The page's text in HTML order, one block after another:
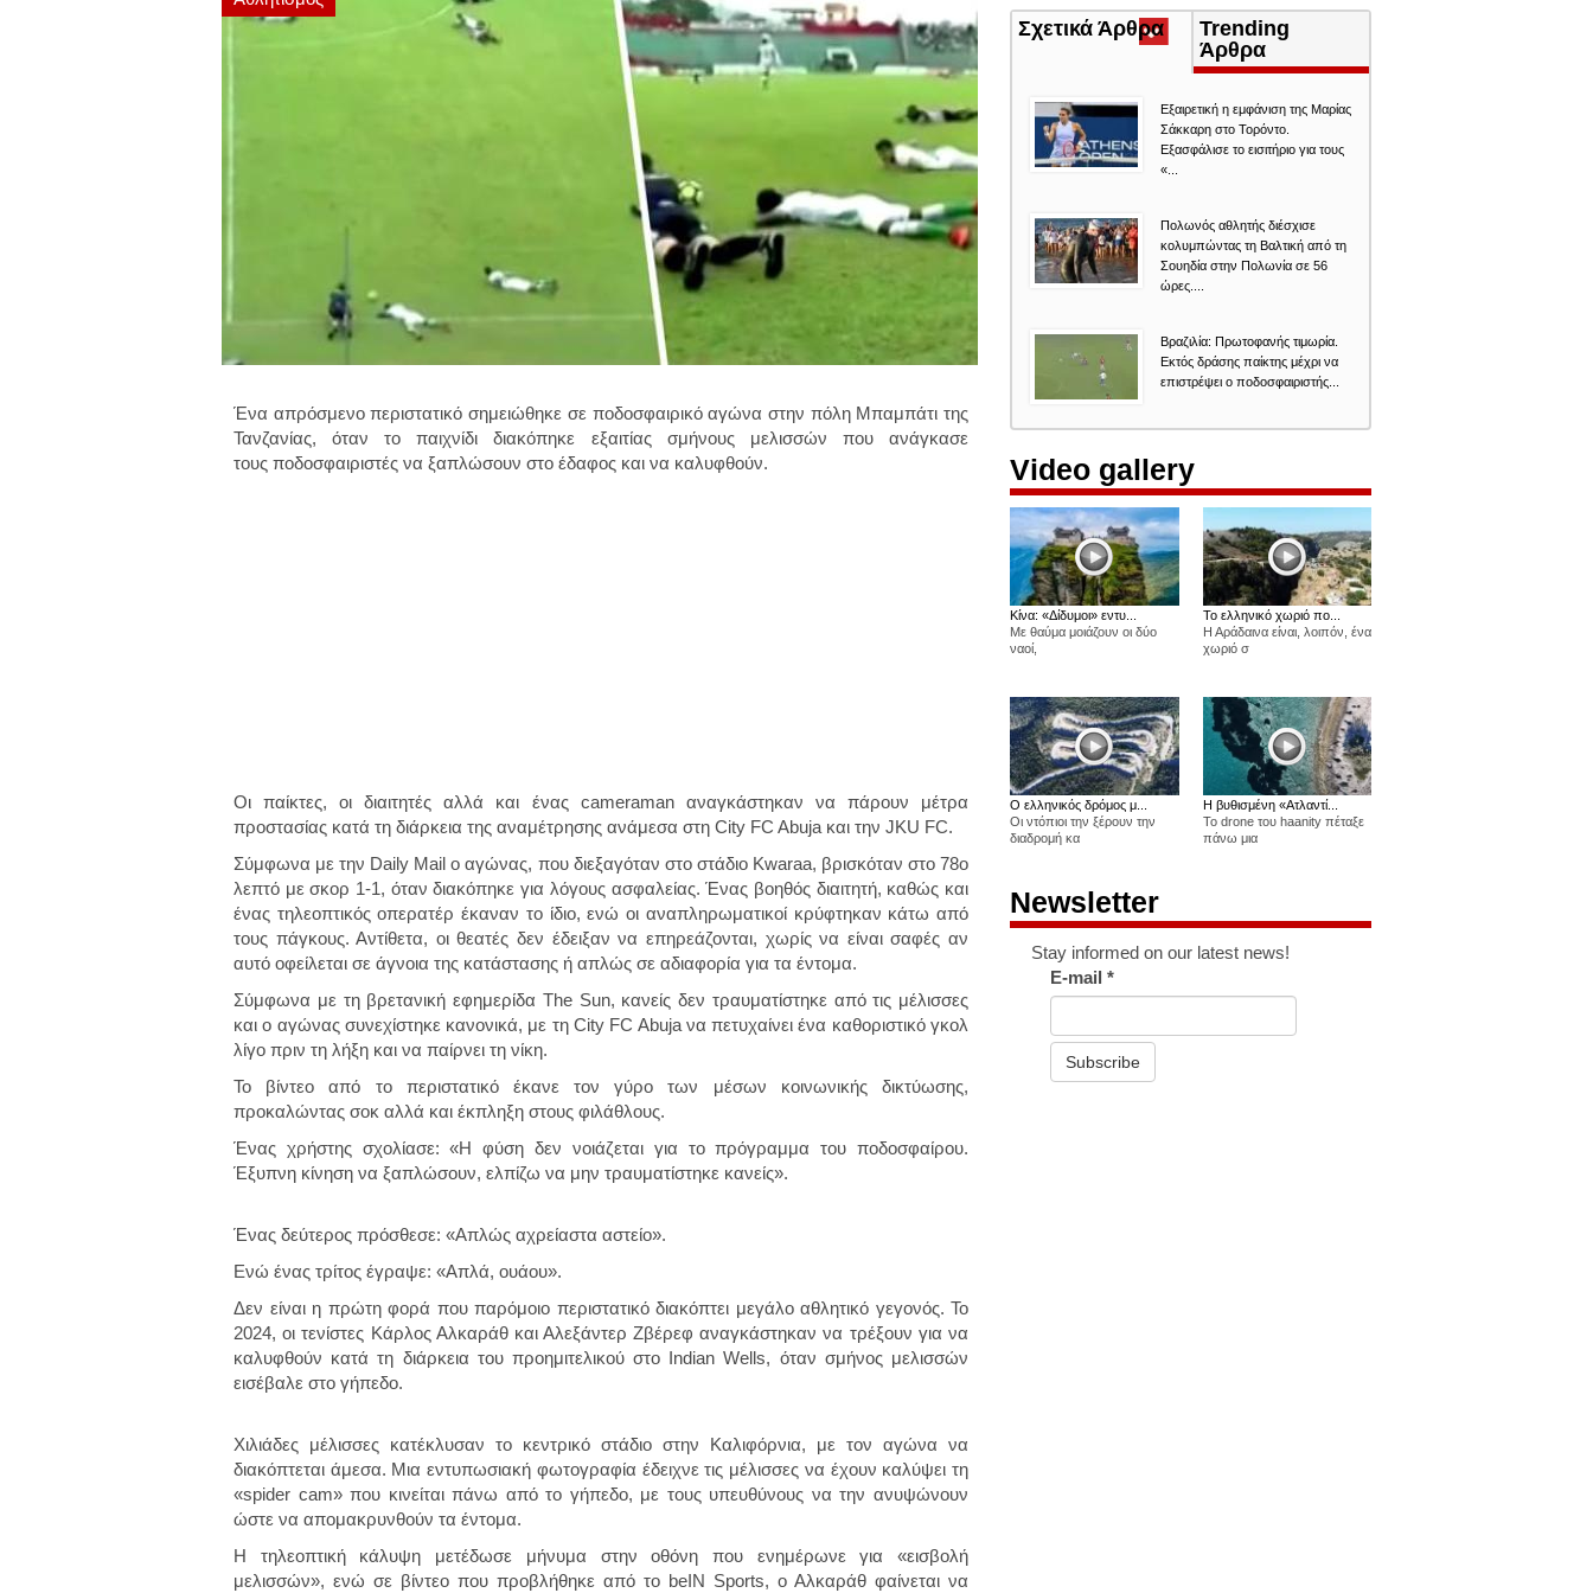
Ένα απρόσμενο περιστατικό σημειώθηκε σε ποδοσφαιρικό αγώνα στην πόλη Μπαμπάτι της
Τανζανίας, όταν το παιχνίδι διακόπηκε εξαιτίας σμήνους μελισσών που ανάγκασε
τους ποδοσφαιριστές να ξαπλώσουν στο έδαφος και να καλυφθούν.
Οι παίκτες, οι διαιτητές αλλά και ένας cameraman αναγκάστηκαν να πάρουν μέτρα
προστασίας κατά τη διάρκεια της αναμέτρησης ανάμεσα στη City FC Abuja και την JKU FC.
Σύμφωνα με την Daily Mail ο αγώνας, που διεξαγόταν στο στάδιο Kwaraa, βρισκόταν στο 78ο
λεπτό με σκορ 1-1, όταν διακόπηκε για λόγους ασφαλείας. Ένας βοηθός διαιτητή, καθώς και
ένας τηλεοπτικός οπερατέρ έκαναν το ίδιο, ενώ οι αναπληρωματικοί κρύφτηκαν κάτω από
τους πάγκους. Αντίθετα, οι θεατές δεν έδειξαν να επηρεάζονται, χωρίς να είναι σαφές αν
αυτό οφείλεται σε άγνοια της κατάστασης ή απλώς σε αδιαφορία για τα έντομα.
Σύμφωνα με τη βρετανική εφημερίδα The Sun, κανείς δεν τραυματίστηκε από τις μέλισσες
και ο αγώνας συνεχίστηκε κανονικά, με τη City FC Abuja να πετυχαίνει ένα καθοριστικό γκολ
λίγο πριν τη λήξη και να παίρνει τη νίκη.
Το βίντεο από το περιστατικό έκανε τον γύρο των μέσων κοινωνικής δικτύωσης,
προκαλώντας σοκ αλλά και έκπληξη στους φιλάθλους.
Ένας χρήστης σχολίασε: «Η φύση δεν νοιάζεται για το πρόγραμμα του ποδοσφαίρου.
Έξυπνη κίνηση να ξαπλώσουν, ελπίζω να μην τραυματίστηκε κανείς».
Ένας δεύτερος πρόσθεσε: «Απλώς αχρείαστα αστείο».
Ενώ ένας τρίτος έγραψε: «Απλά, ουάου».
Δεν είναι η πρώτη φορά που παρόμοιο περιστατικό διακόπτει μεγάλο αθλητικό γεγονός. Το
2024, οι τενίστες Κάρλος Αλκαράθ και Αλεξάντερ Ζβέρεφ αναγκάστηκαν να τρέξουν για να
καλυφθούν κατά τη διάρκεια του προημιτελικού στο Indian Wells, όταν σμήνος μελισσών
εισέβαλε στο γήπεδο.
Χιλιάδες μέλισσες κατέκλυσαν το κεντρικό στάδιο στην Καλιφόρνια, με τον αγώνα να
διακόπτεται άμεσα. Μια εντυπωσιακή φωτογραφία έδειχνε τις μέλισσες να έχουν καλύψει τη
«spider cam» που κινείται πάνω από το γήπεδο, με τους υπευθύνους να την ανυψώνουν
ώστε να απομακρυνθούν τα έντομα.
Η τηλεοπτική κάλυψη μετέδωσε μήνυμα στην οθόνη που ενημέρωνε για «εισβολή
μελισσών», ενώ σε βίντεο που προβλήθηκε από το beIN Sports, ο Αλκαράθ φαίνεται να
Σχετικά Άρθρα (ενεργή
καρτέλα)
Trending
Άρθρα
Εξαιρετική η εμφάνιση της Μαρίας
Σάκκαρη στο Τορόντο.
Εξασφάλισε το εισιτήριο για τους
«...
Πολωνός αθλητής διέσχισε
κολυμπώντας τη Βαλτική από τη
Σουηδία στην Πολωνία σε 56
ώρες....
Βραζιλία: Πρωτοφανής τιμωρία.
Εκτός δράσης παίκτης μέχρι να
επιστρέψει ο ποδοσφαιριστής...
Video gallery
Κίνα: «Δίδυμοι» εντυ...
Με θαύμα μοιάζουν οι δύο
ναοί,
Το ελληνικό χωριό πο...
Η Αράδαινα είναι, λοιπόν, ένα
χωριό σ
Ο ελληνικός δρόμος μ...
Οι ντόπιοι την ξέρουν την
διαδρομή κα
Η βυθισμένη «Ατλαντί...
Το drone του haanity πέταξε
πάνω μια
Newsletter
Stay informed on our latest news!
E-mail*
Subscribe